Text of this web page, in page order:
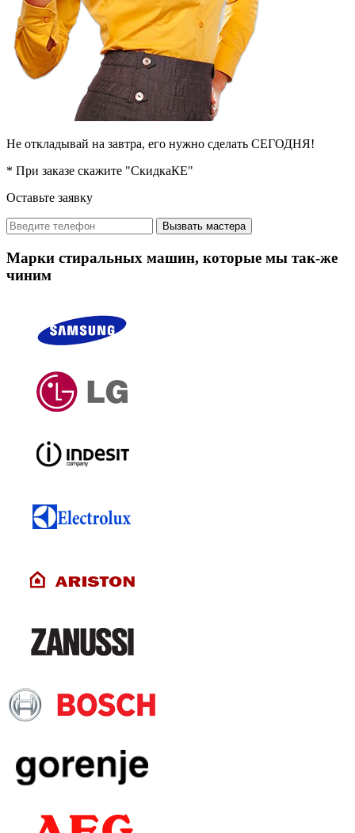
Не откладывай на завтра, его нужно сделать СЕГОДНЯ!
* При заказе скажите "СкидкаКЕ"
Оставьте заявку
Вызвать мастера
Марки стиральных машин, которые мы так-же
чиним